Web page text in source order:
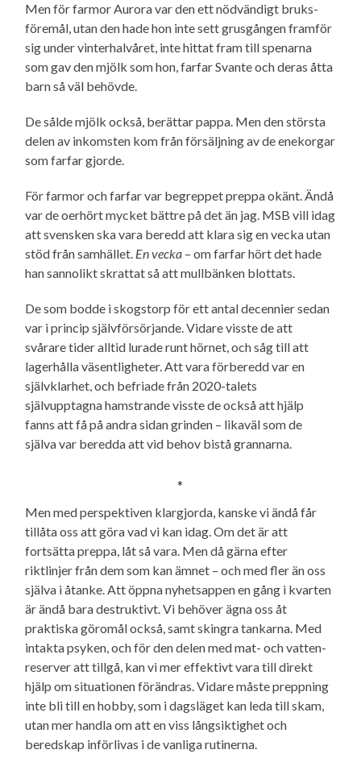
Men för farmor Aurora var den ett nödvändigt bruks­
föremål, utan den hade hon inte sett grusgången framför
sig under vinter­halvåret, inte hittat fram till spenarna
som gav den mjölk som hon, farfar Svante och deras åtta
barn så väl behövde.
De sålde mjölk också, berättar pappa. Men den största
delen av inkomsten kom från försäljning av de enekorgar
som farfar gjorde.
För farmor och farfar var begreppet preppa okänt. Ändå
var de oerhört mycket bättre på det än jag. MSB vill idag
att svensken ska vara beredd att klara sig en vecka utan
stöd från samhället. En vecka – om farfar hört det hade
han sannolikt skrattat så att mullbänken blottats.
De som bodde i skogstorp för ett antal decennier sedan
var i princip själv­försörjande. Vidare visste de att
svårare tider alltid lurade runt hörnet, och såg till att
lagerhålla väsentligheter. Att vara förberedd var en
självklarhet, och befriade från 2020-talets
självupptagna hamstrande visste de också att hjälp
fanns att få på andra sidan grinden – likaväl som de
själva var beredda att vid behov bistå grannarna.
*
Men med perspektiven klargjorda, kanske vi ändå får
tillåta oss att göra vad vi kan idag. Om det är att
fortsätta preppa, låt så vara. Men då gärna efter
riktlinjer från dem som kan ämnet – och med fler än oss
själva i åtanke. Att öppna nyhetsappen en gång i kvarten
är ändå bara destruktivt. Vi behöver ägna oss åt
praktiska göromål också, samt skingra tankarna. Med
intakta psyken, och för den delen med mat- och vatten­
reserver att tillgå, kan vi mer effektivt vara till direkt
hjälp om situationen förändras. Vidare måste preppning
inte bli till en hobby, som i dagsläget kan leda till skam,
utan mer handla om att en viss långsiktighet och
beredskap införlivas i de vanliga rutinerna.